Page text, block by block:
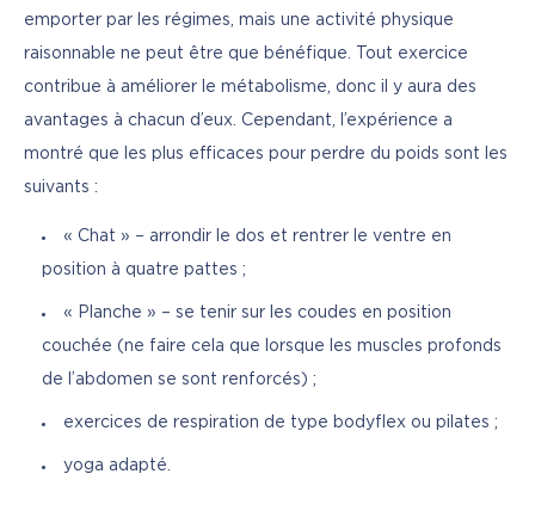
emporter par les régimes, mais une activité physique
raisonnable ne peut être que bénéfique. Tout exercice
contribue à améliorer le métabolisme, donc il y aura des
avantages à chacun d’eux. Cependant, l’expérience a
montré que les plus efficaces pour perdre du poids sont les
suivants :
« Chat » – arrondir le dos et rentrer le ventre en
position à quatre pattes ;
« Planche » – se tenir sur les coudes en position
couchée (ne faire cela que lorsque les muscles profonds
de l’abdomen se sont renforcés) ;
exercices de respiration de type bodyflex ou pilates ;
yoga adapté.